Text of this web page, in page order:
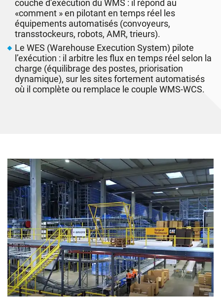
couche d’exécution du WMS : il répond au
«comment » en pilotant en temps réel les
équipements automatisés (convoyeurs,
transstockeurs, robots, AMR, trieurs).
Le WES (Warehouse Execution System) pilote
l’exécution : il arbitre les flux en temps réel selon la
charge (équilibrage des postes, priorisation
dynamique), sur les sites fortement automatisés
où il complète ou remplace le couple WMS-WCS.